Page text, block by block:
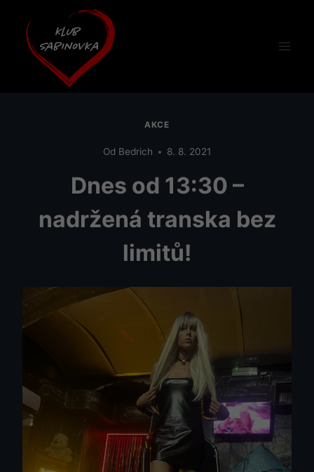
obsah
AKCE
Od Bedrich 8. 8. 2021
Dnes od 13:30 –
nadržená transka bez
limitů!